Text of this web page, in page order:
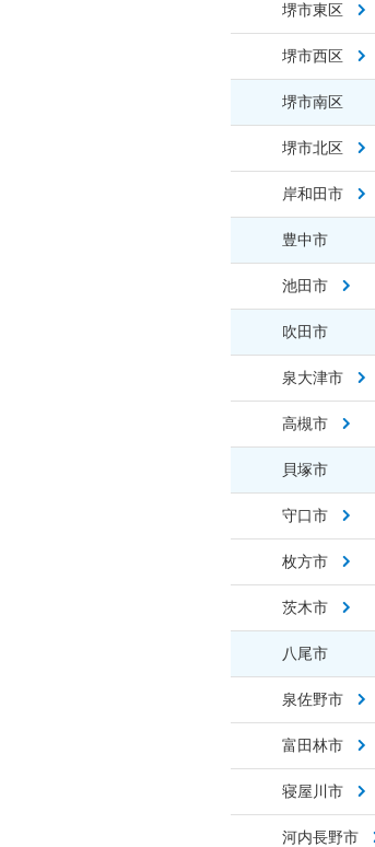
堺市東区
堺市西区
堺市南区
堺市北区
岸和田市
豊中市
池田市
吹田市
泉大津市
高槻市
貝塚市
守口市
枚方市
茨木市
八尾市
泉佐野市
富田林市
寝屋川市
河内長野市